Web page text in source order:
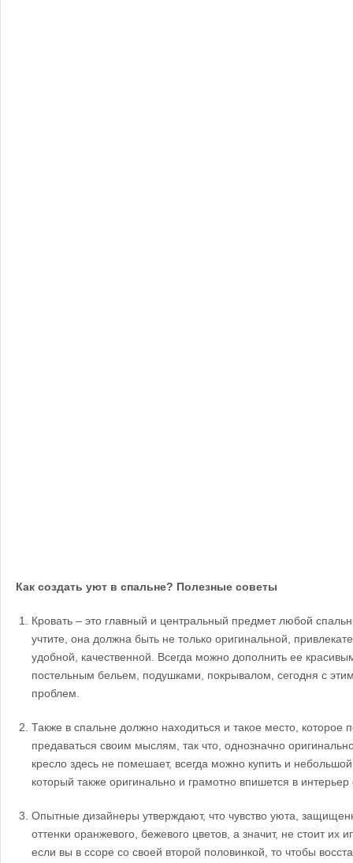
Как создать уют в спальне? Полезные советы
Кровать – это главный и центральный предмет любой
учтите, она должна быть не только оригинальной,
удобной, качественной. Всегда можно дополнить ее
постельным бельем, подушками, покрывалом, сегодня с
проблем.
Также в спальне должно находиться и такое место, которое
предаваться своим мыслям, так что, однозначно
кресло здесь не помешает, всегда можно купить и
который также оригинально и грамотно впишется в интерьер
Опытные дизайнеры утверждают, что чувство уюта,
оттенки оранжевого, бежевого цветов, а значит, не стоит их
если вы в ссоре со своей второй половинкой, то чтобы